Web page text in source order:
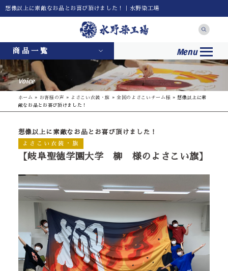
想像以上に素敵なお品とお喜び頂けました！｜水野染工場
商品一覧 Menu
Voice
ホーム » お客様の声 » よさこい衣装・旗 »全国のよさこいチーム様 »想像以上に素
敵なお品とお喜び頂けました！
想像以上に素敵なお品とお喜び頂けました！
よさこい衣装・旗
【岐阜聖徳学園大学 柳 様のよさこい旗】